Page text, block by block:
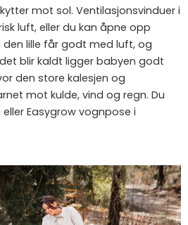
mot sol. Ventilasjonsvinduer i
luft, eller du kan åpne opp
lille får godt med luft, og
blir kaldt ligger babyen godt
den store kalesjen og
mot kulde, vind og regn. Du
Easygrow vognpose i